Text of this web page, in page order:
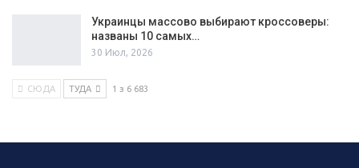
Украинцы массово выбирают кроссоверы:
названы 10 самых…
30 Июл, 2026
СЮДА ТУДА 1 з 6 683